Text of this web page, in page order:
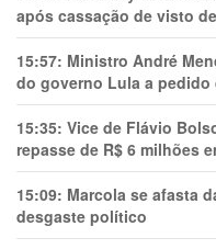
após cassação de visto
15:57: Ministro André
do governo Lula a pedido
15:35: Vice de Flávio
repasse de R$ 6 milhões
15:09: Marcola se afasta
desgaste político